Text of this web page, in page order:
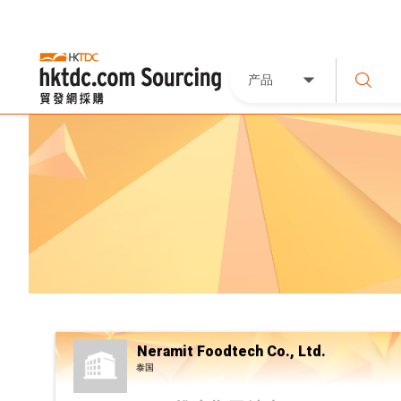
产品
Neramit Foodtech Co., Ltd.
泰国